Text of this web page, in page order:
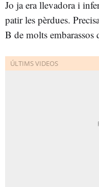
Jo ja era llevadora i
patir les pèrdues.
B de molts embarassos